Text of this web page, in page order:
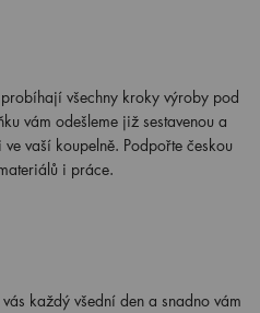
všechny kroky výroby pod
vám odešleme již sestavenou a
vaší koupelně. Podpořte českou
i práce.
každý všední den a snadno vám